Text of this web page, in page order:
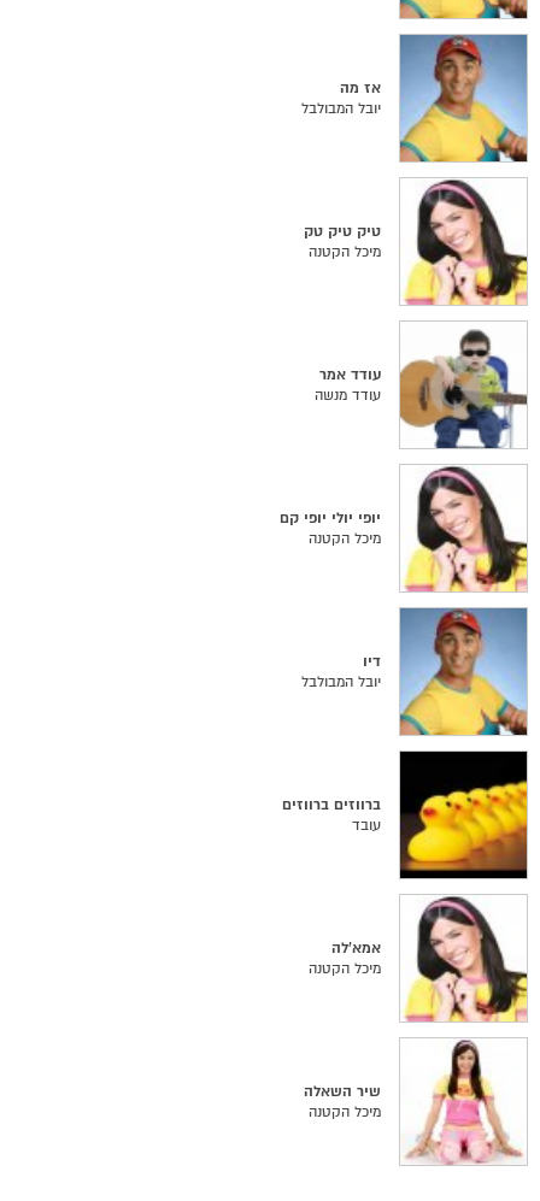
אז מה
יובל המבולבל
טיק טיק טק
מיכל הקטנה
עודד אמר
עודד מנשה
יופי יולי יופי קם
מיכל הקטנה
דיו
יובל המבולבל
ברווזים ברווזים
עובד
אמא'לה
מיכל הקטנה
שיר השאלה
מיכל הקטנה